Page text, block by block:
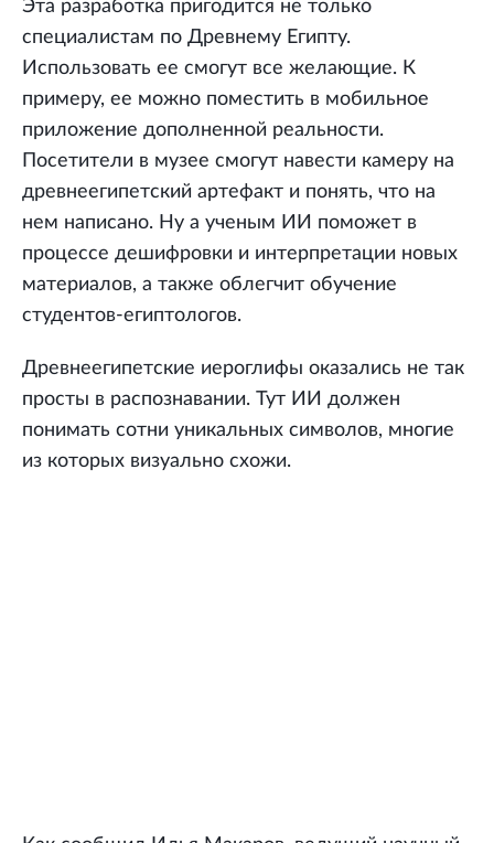
Эта разработка пригодится не только
специалистам по Древнему Египту.
Использовать ее смогут все желающие. К
примеру, ее можно поместить в мобильное
приложение дополненной реальности.
Посетители в музее смогут навести камеру на
древнеегипетский артефакт и понять, что на
нем написано. Ну а ученым ИИ поможет в
процессе дешифровки и интерпретации новых
материалов, а также облегчит обучение
студентов-египтологов.
Древнеегипетские иероглифы оказались не так
просты в распознавании. Тут ИИ должен
понимать сотни уникальных символов, многие
из которых визуально схожи.